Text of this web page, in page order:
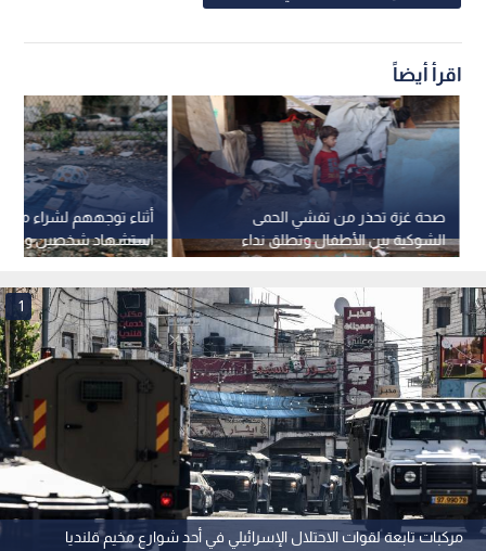
اقرأ أيضاً
أثناء توجههم لشراء
استشهاد شخصين
برصاص قوات الاحتلال
صحة غزة تحذر من تفشي الحمى
الشوكية بين الأطفال وتطلق نداء
عاجلا
مركبات تابعة لقوات الاحتلال الإسرائيلي في أحد شوارع مخيم قلنديا
1